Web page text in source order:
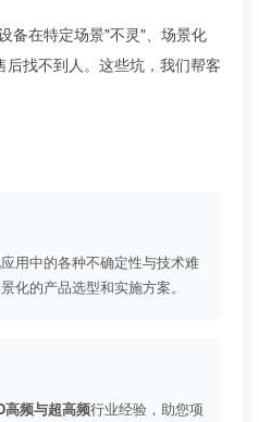
设备在特定场景"不灵"、场景化
找不到人。这些坑，我们帮客
用中的各种不确定性与技术难
化的产品选型和实施方案。
高频与超高频行业经验，助您项